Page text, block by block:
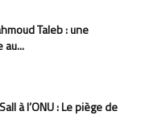
Taleb : une
au...
à l’ONU : Le piège de